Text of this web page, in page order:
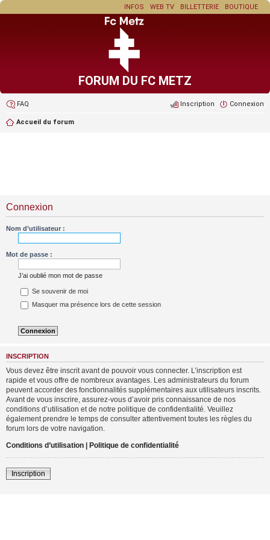
BOUTIQUE
BILLETTERIE
WEB TV
INFOS
FORUM DU FC METZ
FAQ Connexion
Inscription
Accueil du forum
Connexion
Nom d’utilisateur :
Mot de passe :
J’ai oublié mon mot de passe
Se souvenir de moi
Masquer ma présence lors de cette session
INSCRIPTION
Vous devez être inscrit avant de pouvoir vous connecter. L’inscription est
rapide et vous offre de nombreux avantages. Les administrateurs du forum
peuvent accorder des fonctionnalités supplémentaires aux utilisateurs inscrits.
Avant de vous inscrire, assurez-vous d’avoir pris connaissance de nos
conditions d’utilisation et de notre politique de confidentialité. Veuillez
également prendre le temps de consulter attentivement toutes les règles du
forum lors de votre navigation.
Conditions d’utilisation | Politique de confidentialité
Inscription